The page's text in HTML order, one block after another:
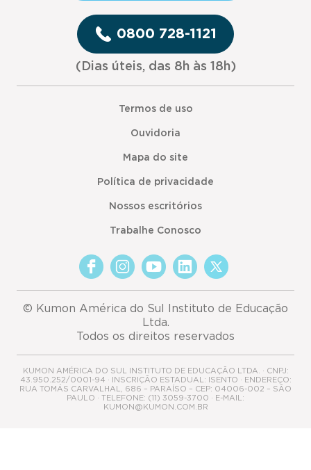
0800 728-1121
(Dias úteis, das 8h às 18h)
Termos de uso
Ouvidoria
Mapa do site
Política de privacidade
Nossos escritórios
Trabalhe Conosco
© Kumon América do Sul Instituto de Educação
Ltda.
Todos os direitos reservados
KUMON AMÉRICA DO SUL INSTITUTO DE EDUCAÇÃO LTDA. · CNPJ:
43.950.252/0001-94 · INSCRIÇÃO ESTADUAL: ISENTO · ENDEREÇO:
RUA TOMÁS CARVALHAL, 686 – PARAÍSO – CEP: 04006-002 – SÃO
PAULO · TELEFONE: (11) 3059-3700 · E-MAIL:
KUMON@KUMON.COM.BR